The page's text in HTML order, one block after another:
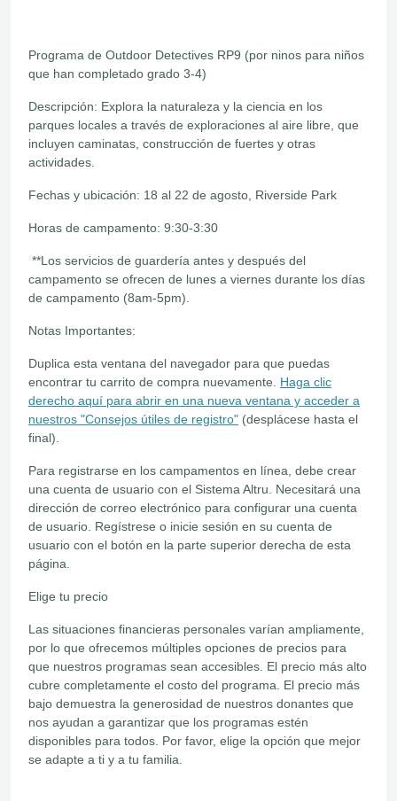
Programa de Outdoor Detectives RP9 (por ninos para niños
que han completado grado 3-4)
Descripción: Explora la naturaleza y la ciencia en los
parques locales a través de exploraciones al aire libre, que
incluyen caminatas, construcción de fuertes y otras
actividades.
Fechas y ubicación: 18 al 22 de agosto, Riverside Park
Horas de campamento: 9:30-3:30
**Los servicios de guardería antes y después del
campamento se ofrecen de lunes a viernes durante los días
de campamento (8am-5pm).
Notas Importantes:
Duplica esta ventana del navegador para que puedas
encontrar tu carrito de compra nuevamente. Haga clic
derecho aquí para abrir en una nueva ventana y acceder a
nuestros "Consejos útiles de registro" (desplácese hasta el
final).
Para registrarse en los campamentos en línea, debe crear
una cuenta de usuario con el Sistema Altru. Necesitará una
dirección de correo electrónico para configurar una cuenta
de usuario. Regístrese o inicie sesión en su cuenta de
usuario con el botón en la parte superior derecha de esta
página.
Elige tu precio
Las situaciones financieras personales varían ampliamente,
por lo que ofrecemos múltiples opciones de precios para
que nuestros programas sean accesibles. El precio más alto
cubre completamente el costo del programa. El precio más
bajo demuestra la generosidad de nuestros donantes que
nos ayudan a garantizar que los programas estén
disponibles para todos. Por favor, elige la opción que mejor
se adapte a ti y a tu familia.